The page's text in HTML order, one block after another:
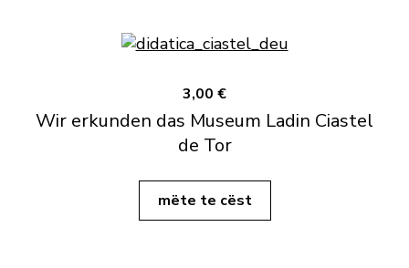
3,00 €
Wir erkunden das Museum Ladin Ciastel
de Tor
mëte te cëst